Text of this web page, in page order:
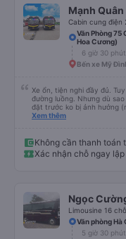
Mạnh Quân
Cabin cung điện
Văn Phòng 75
Hoa Cương)
6 giờ 30 phút
Bến xe Mỹ
Xe ổn, tiện nghi đầy đủ.
đường luồng. Nhưng dù
đặt trước ko bị ảnh hưởng
người 1 ghế hay 3 người 2
Xem thêm
Không cần thanh toán
Xác nhận chỗ ngay
Ngọc
Limousine 16
Văn phòng Hà
5 giờ 30 phút